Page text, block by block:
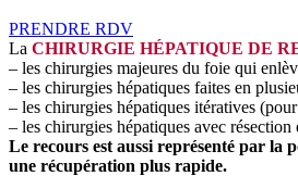
PRENDRE RDV
La CHIRURGIE HÉPATIQUE DE
– les chirurgies majeures du foie qui
– les chirurgies hépatiques faites en
– les chirurgies hépatiques itératives
– les chirurgies hépatiques avec
Le recours est aussi représenté par la
une récupération plus rapide.